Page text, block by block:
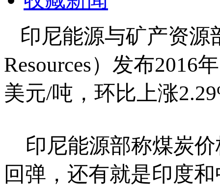
印尼能源与矿产资源
Resources）发布2016
美元/吨，环比上涨
印尼能源部称煤炭价
回弹，还有就是印度